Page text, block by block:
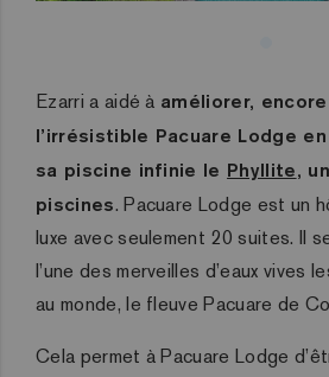
Ezarri a aidé à améliorer,
l’irrésistible Pacuare Lodge
sa piscine infinie le Phyllite,
piscines. Pacuare Lodge est un
luxe avec seulement 20 suites. Il
l’une des merveilles d’eaux vives
au monde, le fleuve Pacuare de
Cela permet à Pacuare Lodge